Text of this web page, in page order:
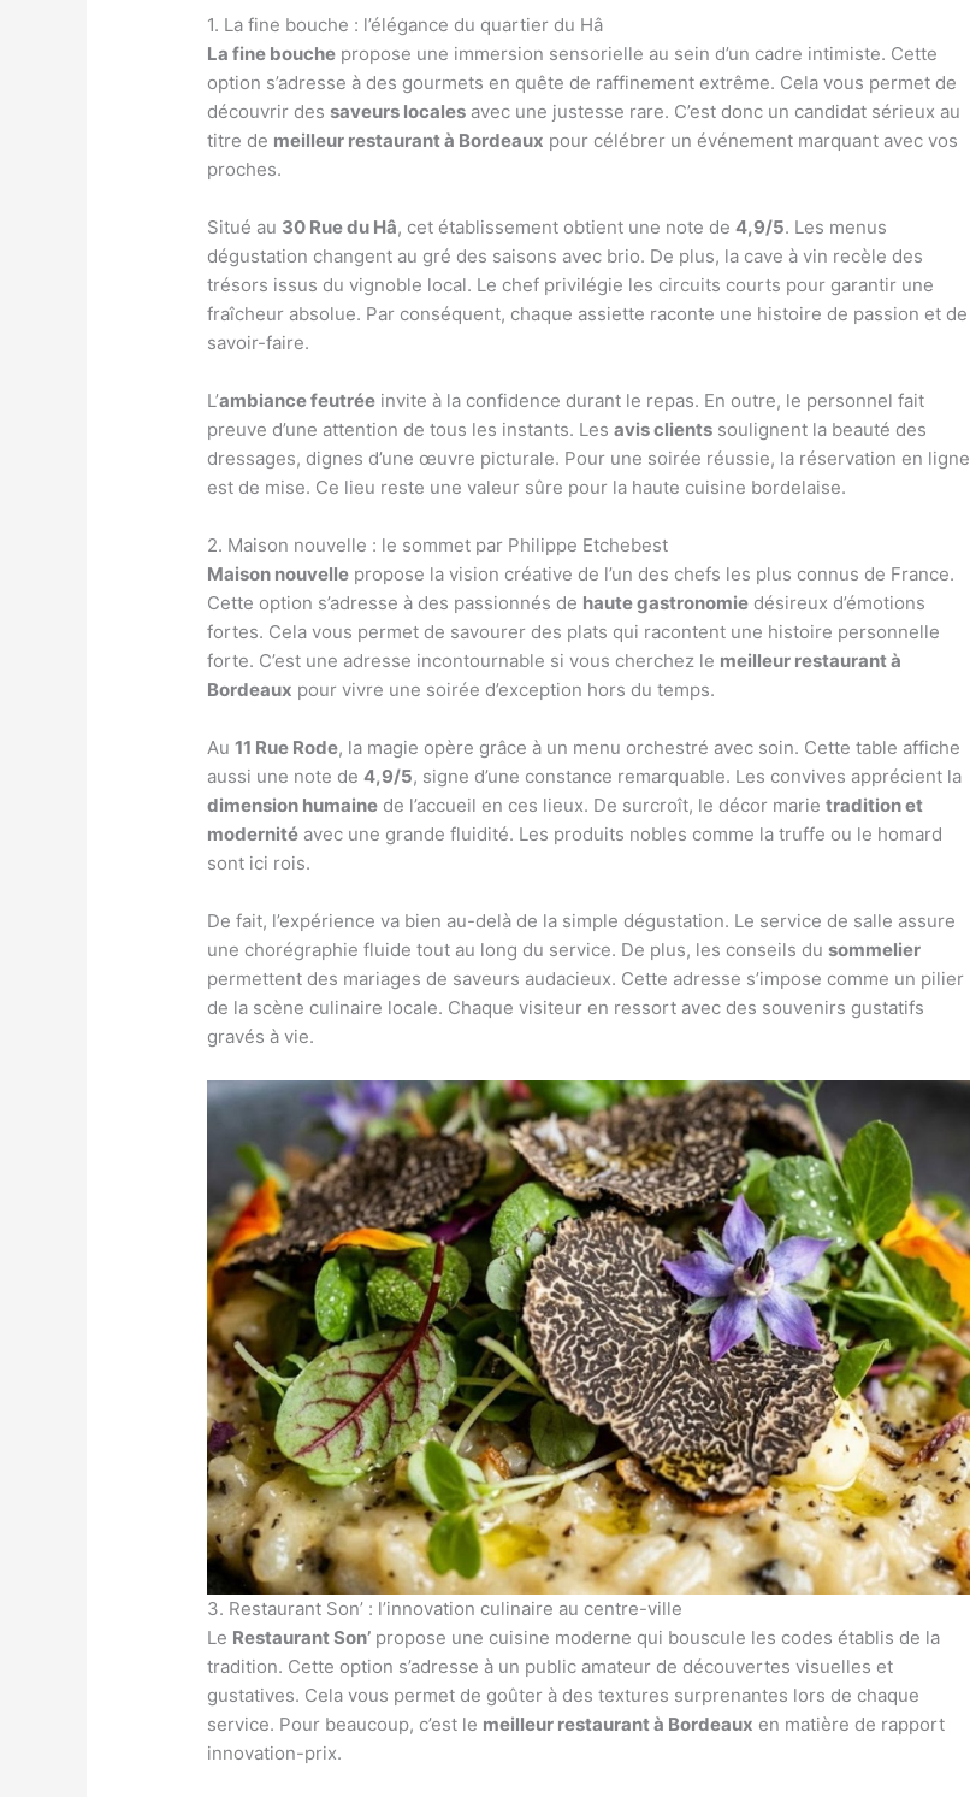
1. La fine bouche : l’élégance du quartier du Hâ
La fine bouche propose une immersion sensorielle au sein d’un cadre intimiste. Cette
option s’adresse à des gourmets en quête de raffinement extrême. Cela vous permet de
découvrir dessaveurs locales avec une justesse rare. C’est donc un candidat sérieux au
titre de meilleur restaurant à Bordeaux pour célébrer un événement marquant avec vos
proches.
Situé au 30 Rue du Hâ, cet établissement obtient une note de4,9/5. Les menus
dégustation changent au gré des saisons avec brio. De plus, la cave à vin recèle des
trésors issus du vignoble local. Le chef privilégie les circuits courts pour garantir une
fraîcheur absolue. Par conséquent, chaque assiette raconte une histoire de passion et de
savoir-faire.
L’ambiance feutrée invite à la confidence durant le repas. En outre, le personnel fait
preuve d’une attention de tous les instants. Lesavis clients soulignent la beauté des
dressages, dignes d’une œuvre picturale. Pour une soirée réussie, la réservation en ligne
est de mise. Ce lieu reste une valeur sûre pour la haute cuisine bordelaise.
2. Maison nouvelle : le sommet par Philippe Etchebest
Maison nouvelle propose la vision créative de l’un des chefs les plus connus de France.
Cette option s’adresse à des passionnés de haute gastronomie désireux d’émotions
fortes. Cela vous permet de savourer des plats qui racontent une histoire personnelle
forte. C’est une adresse incontournable si vous cherchez le meilleur restaurant à
Bordeaux pour vivre une soirée d’exception hors du temps.
Au11 Rue Rode, la magie opère grâce à un menu orchestré avec soin. Cette table affiche
aussi une note de4,9/5, signe d’une constance remarquable. Les convives apprécient la
dimension humaine de l’accueil en ces lieux. De surcroît, le décor marietradition et
modernité avec une grande fluidité. Les produits nobles comme la truffe ou le homard
sont ici rois.
De fait, l’expérience va bien au-delà de la simple dégustation. Le service de salle assure
une chorégraphie fluide tout au long du service. De plus, les conseils dusommelier
permettent des mariages de saveurs audacieux. Cette adresse s’impose comme un pilier
de la scène culinaire locale. Chaque visiteur en ressort avec des souvenirs gustatifs
gravés à vie.
3. Restaurant Son’ : l’innovation culinaire au centre-ville
Le Restaurant Son’ propose une cuisine moderne qui bouscule les codes établis de la
tradition. Cette option s’adresse à un public amateur de découvertes visuelles et
gustatives. Cela vous permet de goûter à des textures surprenantes lors de chaque
service. Pour beaucoup, c’est le meilleur restaurant à Bordeaux en matière de rapport
innovation-prix.